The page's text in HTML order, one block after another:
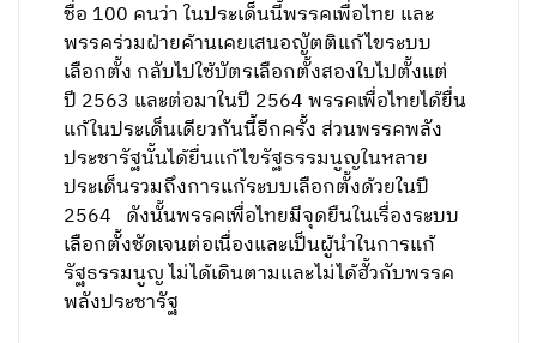
ชื่อ 100 คนว่า ในประเด็นนี้พรรคเพื่อไทย และ
พรรคร่วมฝ่ายค้านเคยเสนอญัตติแก้ไขระบบ
เลือกตั้ง กลับไปใช้บัตรเลือกตั้งสองใบไปตั้งแต่
ปี 2563 และต่อมาในปี 2564 พรรคเพื่อไทยได้ยื่น
แก้ในประเด็นเดียวกันนี้อีกครั้ง ส่วนพรรคพลัง
ประชารัฐนั้นได้ยื่นแก้ไขรัฐธรรมนูญในหลาย
ประเด็นรวมถึงการแก้ระบบเลือกตั้งด้วยในปี
2564 ดังนั้นพรรคเพื่อไทยมีจุดยืนในเรื่องระบบ
เลือกตั้งชัดเจนต่อเนื่องและเป็นผู้นำในการแก้
รัฐธรรมนูญ ไม่ได้เดินตามและไม่ได้ฮั้วกับพรรค
พลังประชารัฐ